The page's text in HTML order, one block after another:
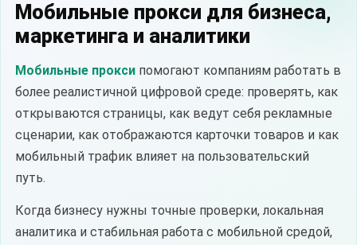
Мобильные прокси для бизнеса,
маркетинга и аналитики
Мобильные прокси помогают компаниям работать в
более реалистичной цифровой среде: проверять, как
открываются страницы, как ведут себя рекламные
сценарии, как отображаются карточки товаров и как
мобильный трафик влияет на пользовательский
путь.
Когда бизнесу нужны точные проверки, локальная
аналитика и стабильная работа с мобильной средой,